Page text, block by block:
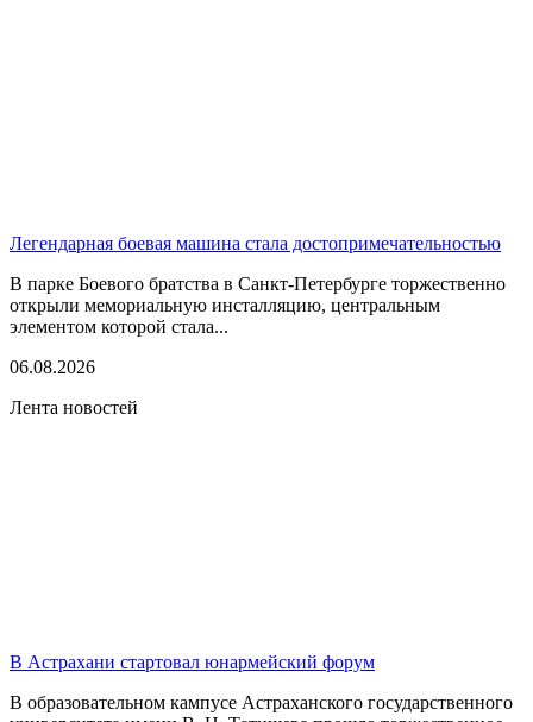
Легендарная боевая машина стала достопримечательностью
В парке Боевого братства в Санкт-Петербурге торжественно
открыли мемориальную инсталляцию, центральным
элементом которой стала...
06.08.2026
Лента новостей
В Астрахани стартовал юнармейский форум
В образовательном кампусе Астраханского государственного